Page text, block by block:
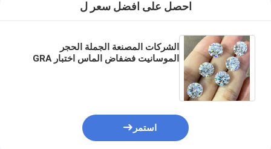
احصل على افضل سعر ل
الشركات المصنعة الجملة الحجر
الموسانيت فضفاض الماس اختبار GRA
استمر